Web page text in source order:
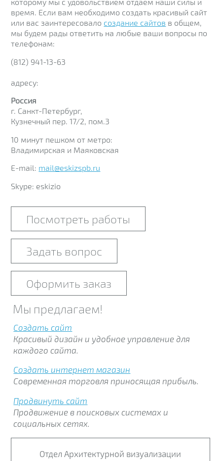
время. Если вам необходимо создать красивый сайт
или вас заинтересовало создание сайтов в общем,
мы будем рады ответить на любые ваши вопросы по
телефонам:
(812) 941-13-63
адресу:
Россия
г. Санкт-Петербург,
Кузнечный пер. 17/2, пом.3
10 минут пешком от метро:
Владимирская и Маяковская
E-mail: mail@eskizspb.ru
Skype: eskizio
Посмотреть работы
Задать вопрос
Оформить заказ
Мы предлагаем!
Создать сайт
Красивый дизайн и удобное управление для
каждого сайта.
Создать интернет магазин
Современная торговля приносящая прибыль.
Продвинуть сайт
Продвижение в поисковых системах и
социальных сетях.
Отдел Архитектурной визуализации